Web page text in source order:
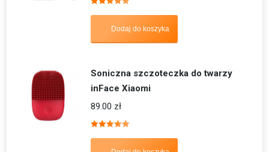
5.00
Dodaj do koszyka
Soniczna szczoteczka do twarzy
inFace Xiaomi
89.00 zł
5.00